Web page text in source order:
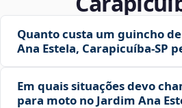
Quanto custa um guincho
Ana Estela, Carapicuíba‑SP
Em quais situações devo
para moto no Jardim Ana